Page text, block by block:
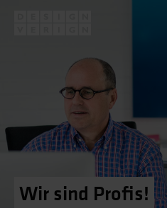
Wir sind Profis!